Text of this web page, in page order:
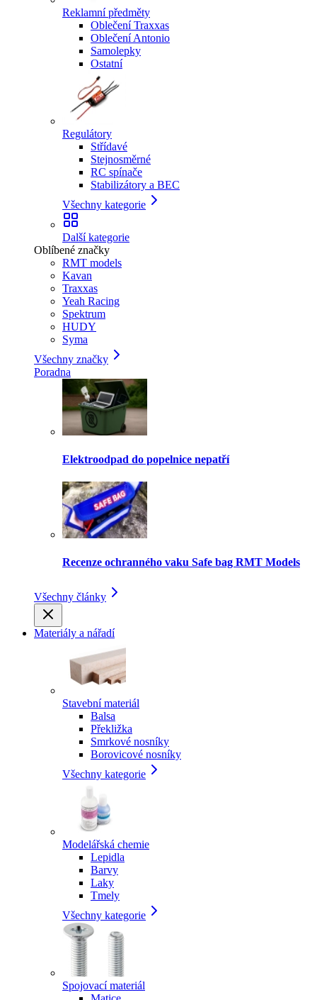
Reklamní předměty
Oblečení Traxxas
Oblečení Antonio
Samolepky
Ostatní
Regulátory
Střídavé
Stejnosměrné
RC spínače
Stabilizátory a BEC
Všechny kategorie
Další kategorie
Oblíbené značky
RMT models
Kavan
Traxxas
Yeah Racing
Spektrum
HUDY
Syma
Všechny značky
Poradna
Elektroodpad do popelnice nepatří
Recenze ochranného vaku Safe bag RMT Models
Všechny články
Materiály a nářadí
Stavební materiál
Balsa
Překližka
Smrkové nosníky
Borovicové nosníky
Všechny kategorie
Modelářská chemie
Lepidla
Barvy
Laky
Tmely
Všechny kategorie
Spojovací materiál